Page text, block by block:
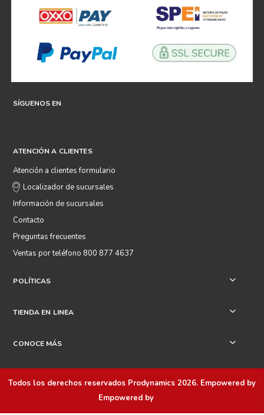
SÍGUENOS EN
ATENCIÓN A CLIENTES
Atención a clientes formulario
Localizador de sucursales
Información de sucursales
Contacto
Preguntas frecuentes
Ventas por teléfono 800 877 4637
POLÍTICAS +
TIENDA EN LINEA +
CONOCE MÁS +
Todos los derechos reservados Prodynamics 2026. Empowered by
Empowered by